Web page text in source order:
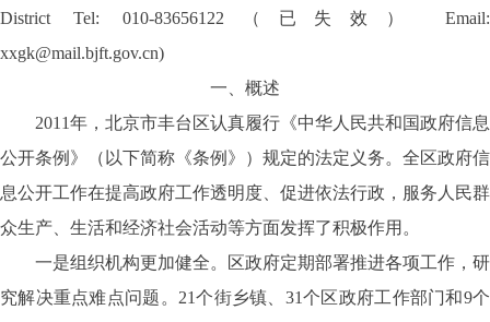
District Tel: 010-83656122（已失效） Email:
xxgk@mail.bjft.gov.cn)
一、概述
2011年，北京市丰台区认真履行《中华人民共和国政府信息
公开条例》（以下简称《条例》）规定的法定义务。全区政府信
息公开工作在提高政府工作透明度、促进依法行政，服务人民群
众生产、生活和经济社会活动等方面发挥了积极作用。
一是组织机构更加健全。区政府定期部署推进各项工作，研
究解决重点难点问题。21个街乡镇、31个区政府工作部门和9个